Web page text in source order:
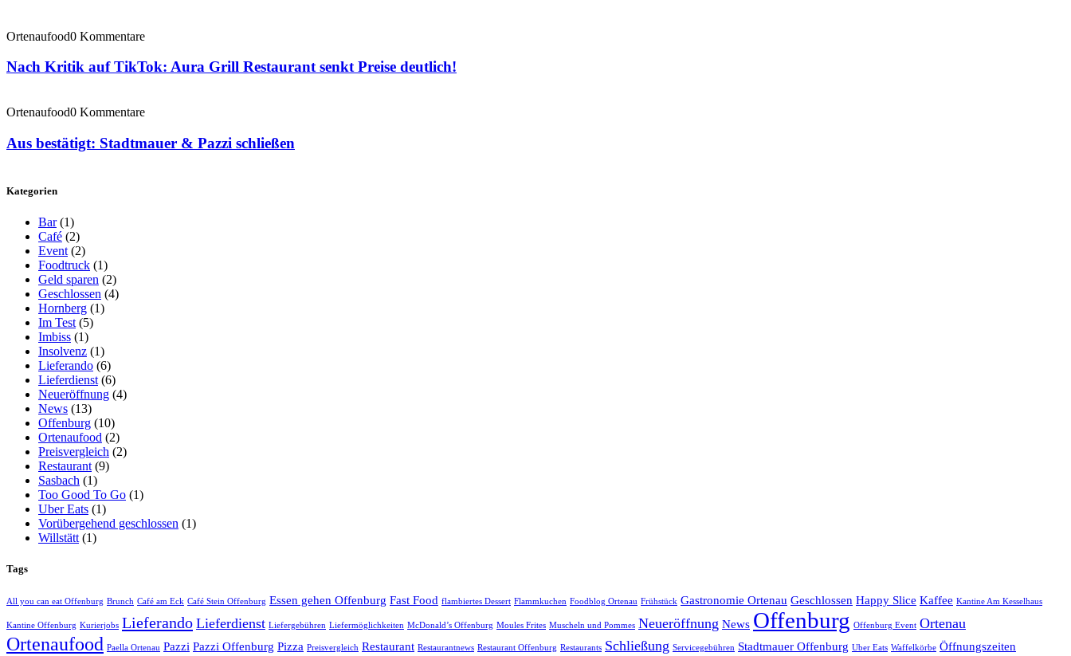
Ortenaufood0 Kommentare
Nach Kritik auf TikTok: Aura Grill Restaurant senkt Preise deutlich!
Ortenaufood0 Kommentare
Aus bestätigt: Stadtmauer & Pazzi schließen
Kategorien
Bar (1)
Café (2)
Event (2)
Foodtruck (1)
Geld sparen (2)
Geschlossen (4)
Hornberg (1)
Im Test (5)
Imbiss (1)
Insolvenz (1)
Lieferando (6)
Lieferdienst (6)
Neueröffnung (4)
News (13)
Offenburg (10)
Ortenaufood (2)
Preisvergleich (2)
Restaurant (9)
Sasbach (1)
Too Good To Go (1)
Uber Eats (1)
Vorübergehend geschlossen (1)
Willstätt (1)
Tags
All you can eat Offenburg Brunch Café am Eck Café Stein Offenburg Essen gehen Offenburg Fast Food flambiertes Dessert Flammkuchen Foodblog Ortenau Frühstück Gastronomie Ortenau Geschlossen Happy Slice Kaffee Kantine Am Kesselhaus
Kantine Offenburg Kurierjobs Lieferando Lieferdienst Liefergebühren Liefermöglichkeiten McDonald’s Offenburg Moules Frites Muscheln und Pommes Neueröffnung News Offenburg Offenburg Event Ortenau
Ortenaufood Paella Ortenau Pazzi Pazzi Offenburg Pizza Preisvergleich Restaurant Restaurantnews Restaurant Offenburg Restaurants Schließung Servicegebühren Stadtmauer Offenburg Uber Eats Waffelkörbe Öffnungszeiten